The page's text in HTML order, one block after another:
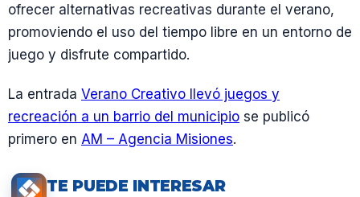
ofrecer alternativas recreativas durante el verano,
promoviendo el uso del tiempo libre en un entorno de
juego y disfrute compartido.
La entrada Verano Creativo llevó juegos y
recreación a un barrio del municipio se publicó
primero en AM – Agencia Misiones.
TE PUEDE INTERESAR